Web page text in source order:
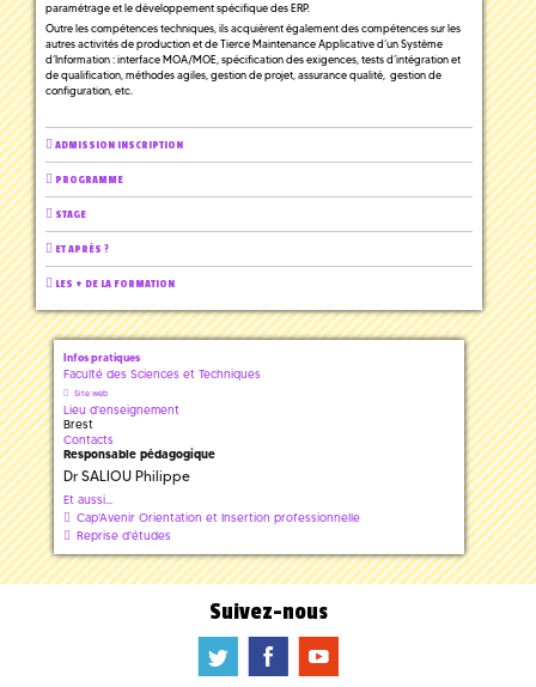
paramétrage et le développement spécifique des ERP.
Outre les compétences techniques, ils acquièrent également des compétences sur les
autres activités de production et de Tierce Maintenance Applicative d’un Système
d’Information : interface MOA/MOE, spécification des exigences, tests d’intégration et
de qualification, méthodes agiles, gestion de projet, assurance qualité, gestion de
configuration, etc.
ADMISSION INSCRIPTION
PROGRAMME
STAGE
ET APRÈS ?
LES + DE LA FORMATION
Infos pratiques
Faculté des Sciences et Techniques
Site web
Lieu d'enseignement
Brest
Contacts
Responsable pédagogique
Dr SALIOU Philippe
Et aussi...
Cap'Avenir Orientation et Insertion professionnelle
Reprise d'études
Suivez-nous
a b f